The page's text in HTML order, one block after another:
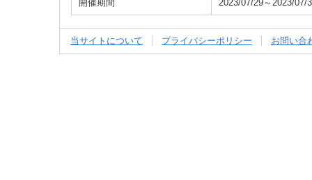
開催期間 2023/07/29～2023/07/
当サイトについて プライバシーポリシー お問い合